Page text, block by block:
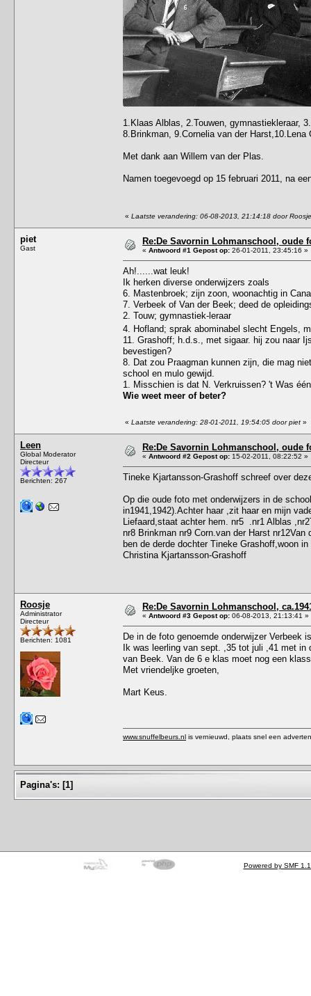
1.Klaas Alblas, 2.Touwen, gymnastiekleraar,
8.Brinkman, 9.Cornelia van der
Met dank aan Willem van der Plas.
Namen toegevoegd op 15 februari 2011, na
« Laatste verandering: 06-08-2013, 21:14:18 door Roosje
piet
Gast
Re:De Savornin Lohmanschool, oude
« Antwoord #1 Gepost op: 26-01-2011, 23:45:16 »
Ah!......wat leuk!
Ik herken diverse onderwijzers zoals
6. Mastenbroek; zijn zoon, woonachtig in
7. Verbeek of Van der Beek; deed de
2. Touw; gymnastiek-leraar
4. Hofland; sprak abominabel slecht Engels,
11. Grashoff; h.d.s., met sigaar. hij zou naar
bevestigen?
8. Dat zou Praagman kunnen zijn, die mag
school en mulo gewijd.
1. Misschien is dat N. Verkruissen? 't Was
Wie weet meer of beter?
« Laatste verandering: 28-01-2011, 19:54:05 door piet »
Leen
Global Moderator
Directeur
Berichten: 267
Re:De Savornin Lohmanschool, oude
« Antwoord #2 Gepost op: 15-02-2011, 08:22:52 »
Tineke Kjartansson-Grashoff schreef over
Op die oude foto met onderwijzers in de
in1941,1942).Achter haar ,zit haar en mijn
Liefaard,staat achter hem. nr5 .nr1 Alblas
nr8 Brinkman nr9 Corn.van der Harst
ben de derde dochter Tineke Grashoff,woon
Christina Kjartansson-Grashoff
Roosje
Administrator
Directeur
Berichten: 1081
Re:De Savornin Lohmanschool,
« Antwoord #3 Gepost op: 06-08-2013, 21:13:41 »
De in de foto genoemde onderwijzer Verbeek
Ik was leerling van sept. ,35 tot juli ,41 met in
van Beek. Van de 6 e klas moet nog een
Met vriendeljke groeten,
Mart Keus.
www.snuffelbeurs.nl is vernieuwd, plaats snel een
Pagina's: [1]
Powered by SMF